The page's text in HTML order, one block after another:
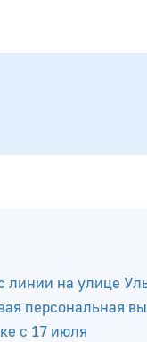
линии на улице
персональная
с 17 июля